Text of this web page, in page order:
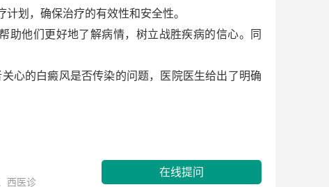
划，确保治疗的有效性和安全性。
他们更好地了解病情，树立战胜疾病的信心。同
的白癜风是否传染的问题，医院医生给出了明确
西医诊
在线提问